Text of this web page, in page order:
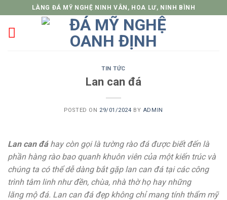
to
content
LÀNG ĐÁ MỸ NGHỆ NINH VÂN, HOA LƯ, NINH BÌNH
TIN TỨC
Lan can đá
POSTED ON 29/01/2024 BY ADMIN
Lan can đá hay còn gọi là tường rào đá được biết đến là
phần hàng rào bao quanh khuôn viên của một kiến trúc và
chúng ta có thể dễ dàng bắt gặp lan can đá tại các công
trình tâm linh như đền, chùa, nhà thờ họ hay những
lăng mộ đá. Lan can đá đẹp không chỉ mang tính thẩm mỹ